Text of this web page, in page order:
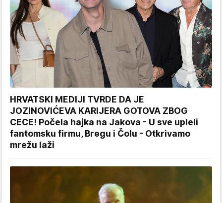
HRVATSKI MEDIJI TVRDE DA JE
JOZINOVIĆEVA KARIJERA GOTOVA ZBOG
CECE! Počela hajka na Jakova - U sve upleli
fantomsku firmu, Bregu i Čolu - Otkrivamo
mrežu laži